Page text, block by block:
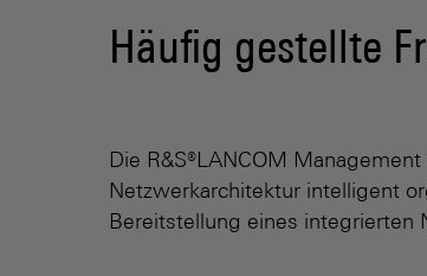
Häufig gestellte
Die R&S®LANCOM
Netzwerkarchitektur intelligent
Bereitstellung eines integrierten